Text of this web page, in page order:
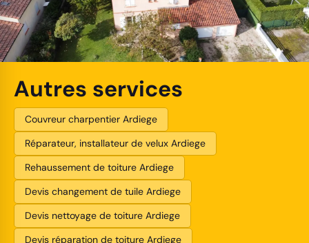
Autres services
Couvreur charpentier Ardiege
Réparateur, installateur de velux Ardiege
Rehaussement de toiture Ardiege
Devis changement de tuile Ardiege
Devis nettoyage de toiture Ardiege
Devis réparation de toiture Ardiege